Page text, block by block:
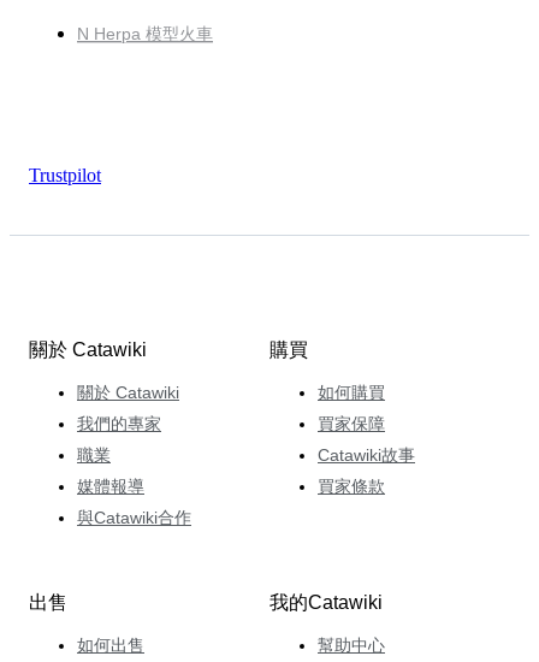
N Herpa 模型火車
Trustpilot
關於 Catawiki
關於 Catawiki
我們的專家
職業
媒體報導
與Catawiki合作
購買
如何購買
買家保障
Catawiki故事
買家條款
出售
如何出售
我的Catawiki
幫助中心